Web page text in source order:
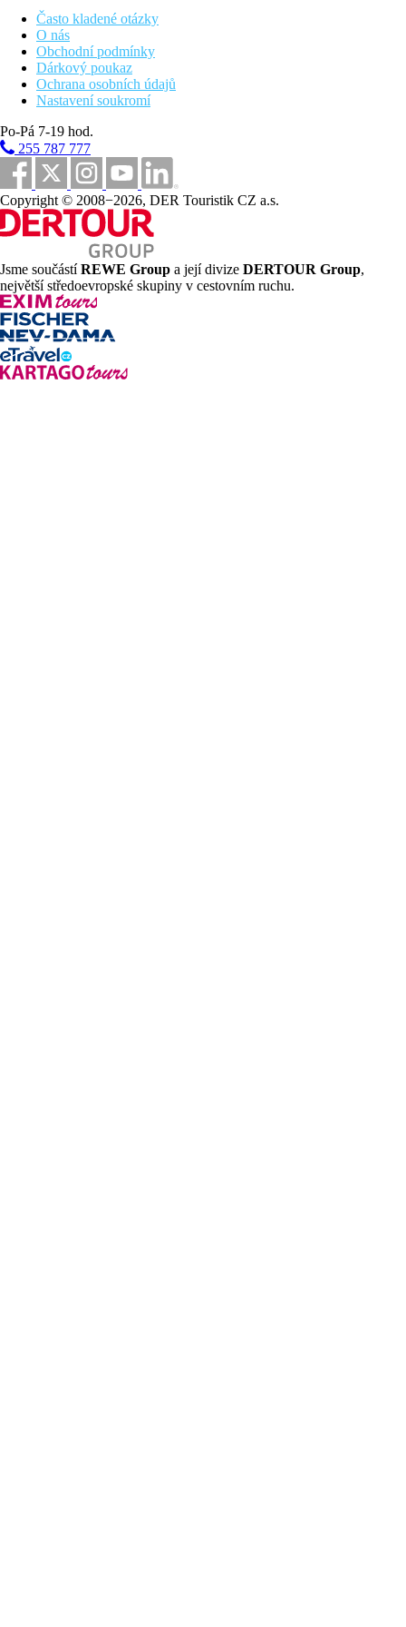
Pokoje jsou vybavené sejfem (zdarma). Ručníky jsou měněny
denně.
GrandDeluxe Pokoj (U Pláže):
Pokoje jsou vybavené sejfem (zdarma). Ručníky jsou měněny
denně.
Suite (U Pláže):
Pokoje jsou vybavené sejfem (zdarma). Ručníky jsou měněny
denně.
Banyan Suite:
Pokoje jsou vybavené sejfem (zdarma). Ručníky jsou měněny
denně.
Banyan Suite (U Pláže):
Pokoje jsou vybavené sejfem (zdarma). Ručníky jsou měněny
denně.
Ocean Suite (U Pláže):
Pokoje jsou vybavené postelí king-size a sejfem (zdarma).
Ručníky jsou měněny denně.
Wellbeing Suite:
Často kladené otázky
O nás
Obchodní podmínky
Dárkový poukaz
Ochrana osobních údajů
Nastavení soukromí
Po-Pá 7-19 hod.
255 787 777
Copyright © 2008−2026, DER Touristik CZ a.s.
Jsme součástíREWE Group a její divize DERTOUR Group,
největší středoevropské skupiny v cestovním ruchu.